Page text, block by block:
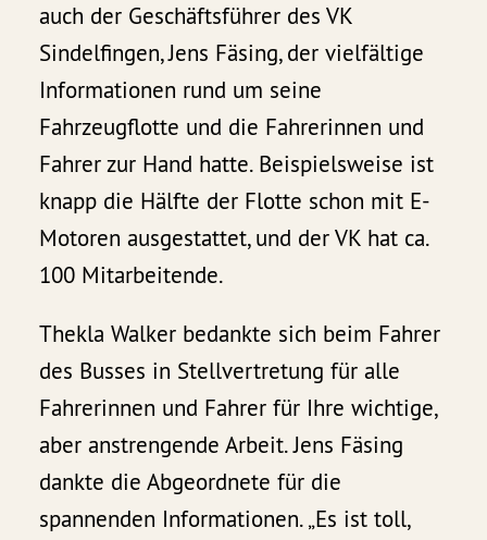
auch der Geschäftsführer des VK
Sindelfingen, Jens Fäsing, der vielfältige
Informationen rund um seine
Fahrzeugflotte und die Fahrerinnen und
Fahrer zur Hand hatte. Beispielsweise ist
knapp die Hälfte der Flotte schon mit E-
Motoren ausgestattet, und der VK hat ca.
100 Mitarbeitende.
Thekla Walker bedankte sich beim Fahrer
des Busses in Stellvertretung für alle
Fahrerinnen und Fahrer für Ihre wichtige,
aber anstrengende Arbeit. Jens Fäsing
dankte die Abgeordnete für die
spannenden Informationen. „Es ist toll,